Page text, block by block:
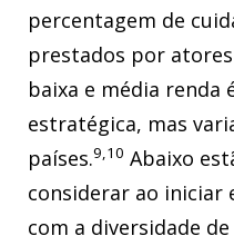
percentagem de
prestados por
baixa e média renda
estratégica, mas
países.9,10 Abaixo
considerar ao iniciar
com a diversidade